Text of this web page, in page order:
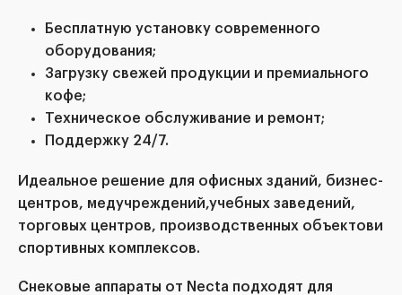
Бесплатную установку современного
оборудования;
Загрузку свежей продукции и премиального
кофе;
Техническое обслуживание и ремонт;
Поддержку 24/7.
Идеальное решение для офисных зданий, бизнес-
центров, медучреждений,учебных заведений,
торговых центров, производственных объектови
спортивных комплексов.
Снековые аппараты от Necta подходят для